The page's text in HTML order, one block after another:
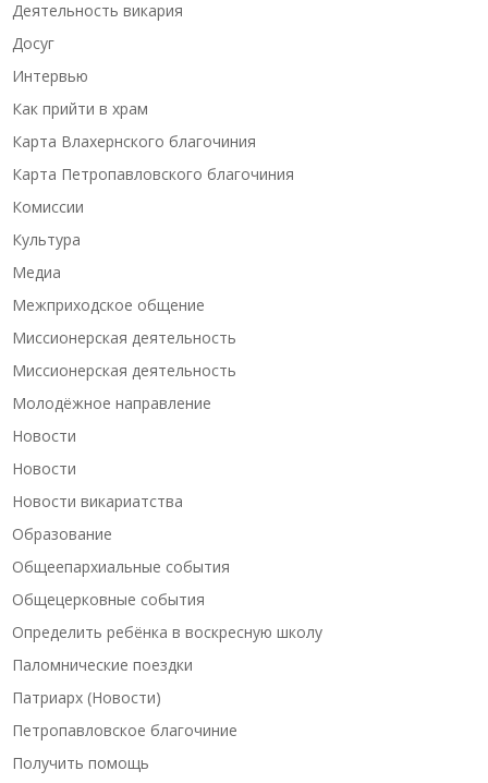
Деятельность викария
Досуг
Интервью
Как прийти в храм
Карта Влахернского благочиния
Карта Петропавловского благочиния
Комиссии
Культура
Медиа
Межприходское общение
Миссионерская деятельность
Миссионерская деятельность
Молодёжное направление
Новости
Новости
Новости викариатства
Образование
Общеепархиальные события
Общецерковные события
Определить ребёнка в воскресную школу
Паломнические поездки
Патриарх (Новости)
Петропавловское благочиние
Получить помощь